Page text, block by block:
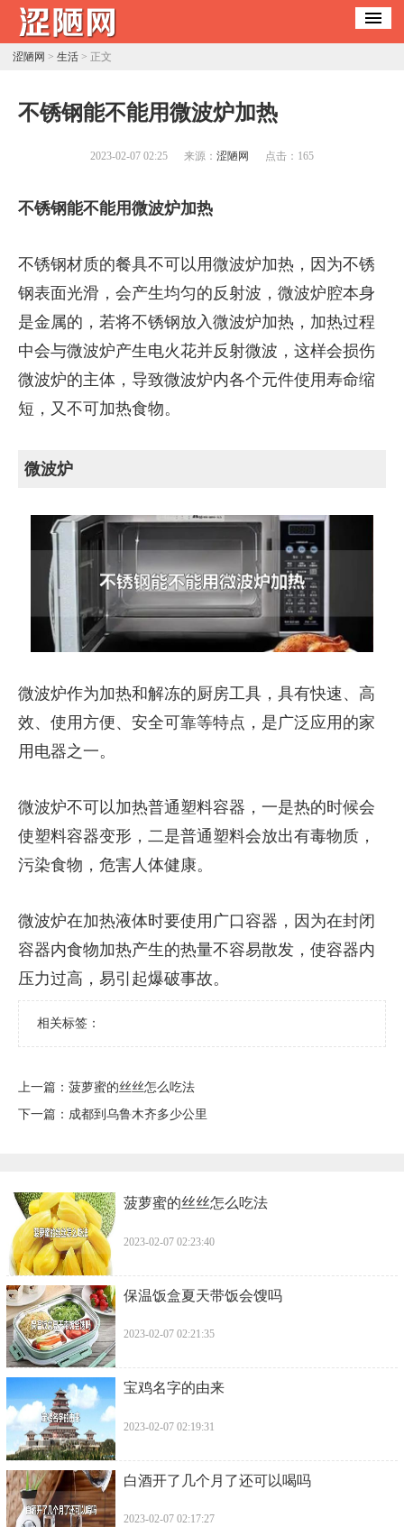
涩陋网 > 生活> 正文
​不锈钢能不能用微波炉加热
2023-02-07 02:25 来源： 涩陋网 点击： 165
不锈钢能不能用微波炉加热
不锈钢材质的餐具不可以用微波炉加热，因为不锈
钢表面光滑，会产生均匀的反射波，微波炉腔本身
是金属的，若将不锈钢放入微波炉加热，加热过程
中会与微波炉产生电火花并反射微波，这样会损伤
微波炉的主体，导致微波炉内各个元件使用寿命缩
短，又不可加热食物。
微波炉
微波炉作为加热和解冻的厨房工具，具有快速、高
效、使用方便、安全可靠等特点，是广泛应用的家
用电器之一。
微波炉不可以加热普通塑料容器，一是热的时候会
使塑料容器变形，二是普通塑料会放出有毒物质，
污染食物，危害人体健康。
微波炉在加热液体时要使用广口容器，因为在封闭
容器内食物加热产生的热量不容易散发，使容器内
压力过高，易引起爆破事故。
相关标签：
上一篇： ​菠萝蜜的丝丝怎么吃法
下一篇： ​成都到乌鲁木齐多少公里
​菠萝蜜的丝丝怎么吃法
2023-02-07 02:23:40
​保温饭盒夏天带饭会馊吗
2023-02-07 02:21:35
​宝鸡名字的由来
2023-02-07 02:19:31
​白酒开了几个月了还可以喝吗
2023-02-07 02:17:27